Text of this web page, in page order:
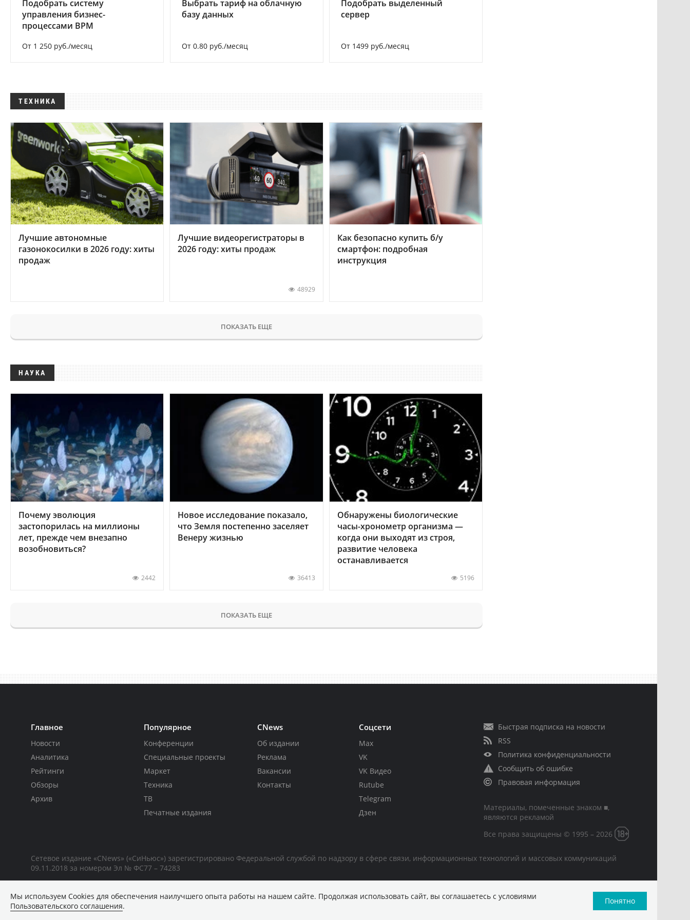
Подобрать систему
управления бизнес-
процессами BPM
От 1 250 руб./месяц
Выбрать тариф на облачную
базу данных
От 0.80 руб./месяц
Подобрать выделенный
сервер
От 1499 руб./месяц
ТЕХНИКА
Лучшие автономные
газонокосилки в 2026 году: хиты
продаж
Лучшие видеорегистраторы в
2026 году: хиты продаж
48929
Как безопасно купить б/у
смартфон: подробная
инструкция
ПОКАЗАТЬ ЕЩЕ
НАУКА
Почему эволюция
застопорилась на миллионы
лет, прежде чем внезапно
возобновиться?
2442
Новое исследование показало,
что Земля постепенно заселяет
Венеру жизнью
36413
Обнаружены биологические
часы-хронометр организма —
когда они выходят из строя,
развитие человека
останавливается
5196
ПОКАЗАТЬ ЕЩЕ
Главное
Новости
Аналитика
Рейтинги
Обзоры
Архив
Популярное
Конференции
Специальные проекты
Маркет
Техника
ТВ
Печатные издания
CNews
Об издании
Реклама
Вакансии
Контакты
Соцсети
Max
VK
VK Видео
Rutube
Telegram
Дзен
Быстрая подписка на новости
RSS
Политика конфиденциальности
Сообщить об ошибке
Правовая информация
Материалы, помеченные знаком ■,
являются рекламой
Все права защищены © 1995 – 2026
Сетевое издание «CNews» («СиНьюс») зарегистрировано Федеральной службой по надзору в сфере связи, информационных технологий и массовых коммуникаций
09.11.2018 за номером Эл № ФС77 – 74283
Мы используем Сookies для обеспечения наилучшего опыта работы на нашем сайте. Продолжая использовать сайт, вы соглашаетесь с условиями
Пользовательского соглашения.
Понятно